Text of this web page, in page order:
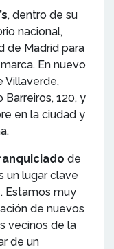
, dentro de su
nacional,
de Madrid para
En nuevo
Villaverde,
120, y
en la ciudad y
de
un lugar clave
Estamos muy
de nuevos
vecinos de la
de un